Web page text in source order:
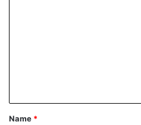
*
Name *